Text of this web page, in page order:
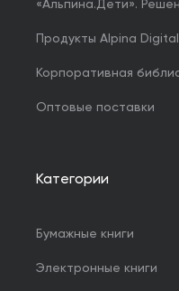
«Альпина.Дети».
Продукты Alpina Digital
Корпоративная
Оптовые поставки
Категории
Бумажные книги
Электронные книги